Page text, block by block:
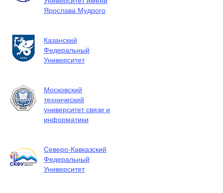
Ярослава Мудрого
Казанский
Федеральный
Университет
Московский
технический
университет связи и
информатики
Северо-Кавказский
Федеральный
Университет